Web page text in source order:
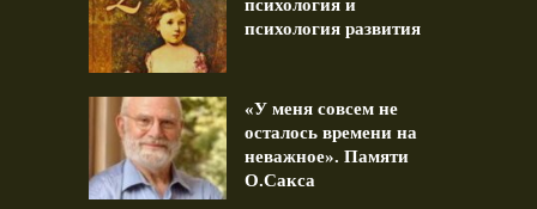
психология и
психология развития
«У меня совсем не
осталось времени на
неважное». Памяти
О.Сакса